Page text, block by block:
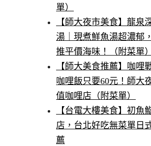
單）
【師大夜市美食】龍泉
湯｜現煮鮮魚湯超濃郁
推平價海味！（附菜單）
【師大美食推薦】咖哩
咖哩飯只要60元！師大
值咖哩店（附菜單）
【台電大樓美食】初魚
店，台北好吃無菜單日
薦